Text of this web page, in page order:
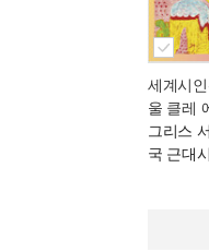
세계시
울 클레
그리스
국 근대